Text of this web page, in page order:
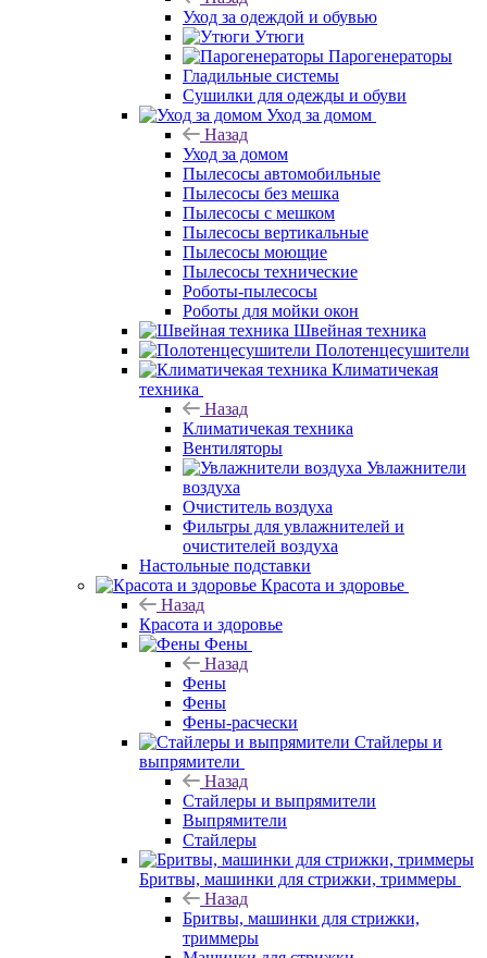
Уход за одеждой и обувью
Утюги
Парогенераторы
Гладильные системы
Сушилки для одежды и обуви
Уход за домом
Назад
Уход за домом
Пылесосы автомобильные
Пылесосы без мешка
Пылесосы с мешком
Пылесосы вертикальные
Пылесосы моющие
Пылесосы технические
Роботы-пылесосы
Роботы для мойки окон
Швейная техника
Полотенцесушители
Климатичекая
техника
Назад
Климатичекая техника
Вентиляторы
Увлажнители
воздуха
Очиститель воздуха
Фильтры для увлажнителей и
очистителей воздуха
Настольные подставки
Красота и здоровье
Назад
Красота и здоровье
Фены
Назад
Фены
Фены
Фены-расчески
Стайлеры и
выпрямители
Назад
Стайлеры и выпрямители
Выпрямители
Стайлеры
Бритвы, машинки для стрижки, триммеры
Назад
Бритвы, машинки для стрижки,
триммеры